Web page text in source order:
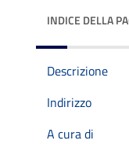
INDICE DELLA
Descrizione
Indirizzo
A cura di